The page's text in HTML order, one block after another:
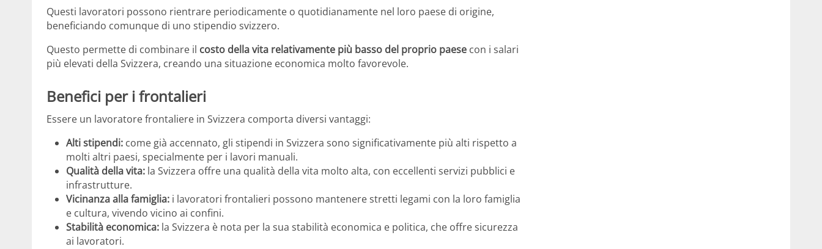
Questi lavoratori possono rientrare periodicamente o quotidianamente nel loro paese di origine,
beneficiando comunque di uno stipendio svizzero.
Questo permette di combinare il costo della vita relativamente più basso del proprio paese con i salari
più elevati della Svizzera, creando una situazione economica molto favorevole​.
Benefici per i frontalieri
Essere un lavoratore frontaliere in Svizzera comporta diversi vantaggi:
Alti stipendi: come già accennato, gli stipendi in Svizzera sono significativamente più alti rispetto a
molti altri paesi, specialmente per i lavori manuali.
Qualità della vita: la Svizzera offre una qualità della vita molto alta, con eccellenti servizi pubblici e
infrastrutture.
Vicinanza alla famiglia: i lavoratori frontalieri possono mantenere stretti legami con la loro famiglia
e cultura, vivendo vicino ai confini.
Stabilità economica: la Svizzera è nota per la sua stabilità economica e politica, che offre sicurezza
ai lavoratori​.